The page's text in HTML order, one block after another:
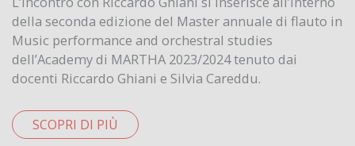
della seconda edizione del Master annuale di flauto in
Music performance and orchestral studies
dell’Academy di MARTHA 2023/2024 tenuto dai
docenti Riccardo Ghiani e Silvia Careddu.
SCOPRI DI PIÙ